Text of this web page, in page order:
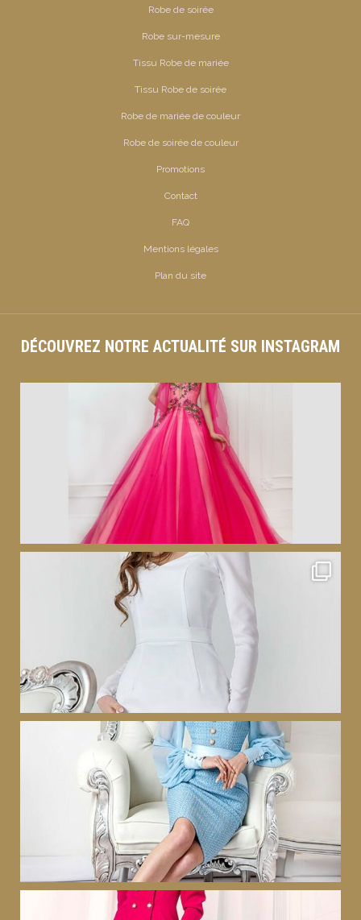
Robe de soirée
Robe sur-mesure
Tissu Robe de mariée
Tissu Robe de soirée
Robe de mariée de couleur
Robe de soirée de couleur
Promotions
Contact
FAQ
Mentions légales
Plan du site
DÉCOUVREZ NOTRE ACTUALITÉ SUR INSTAGRAM